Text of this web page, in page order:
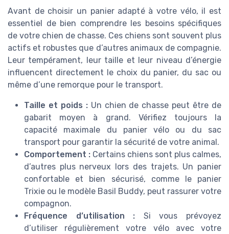
Avant de choisir un panier adapté à votre vélo, il est
essentiel de bien comprendre les besoins spécifiques
de votre chien de chasse. Ces chiens sont souvent plus
actifs et robustes que d’autres animaux de compagnie.
Leur tempérament, leur taille et leur niveau d’énergie
influencent directement le choix du panier, du sac ou
même d’une remorque pour le transport.
Taille et poids :Un chien de chasse peut être de
gabarit moyen à grand. Vérifiez toujours la
capacité maximale du panier vélo ou du sac
transport pour garantir la sécurité de votre animal.
Comportement : Certains chiens sont plus calmes,
d’autres plus nerveux lors des trajets. Un panier
confortable et bien sécurisé, comme le panier
Trixie ou le modèle Basil Buddy, peut rassurer votre
compagnon.
Fréquence d’utilisation : Si vous prévoyez
d’utiliser régulièrement votre vélo avec votre